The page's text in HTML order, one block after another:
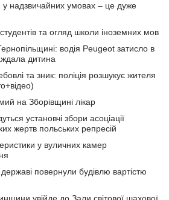
надзвичайних умовах – це дуже
та огляд школи іноземних мов
водія Peugeot затисло в
дитина
та зник: поліція розшукує жителя
на Зборівщині лікар
установчі збори асоціації
жертв польських репресій
у вуличних камер
повернули будівлю вартістю